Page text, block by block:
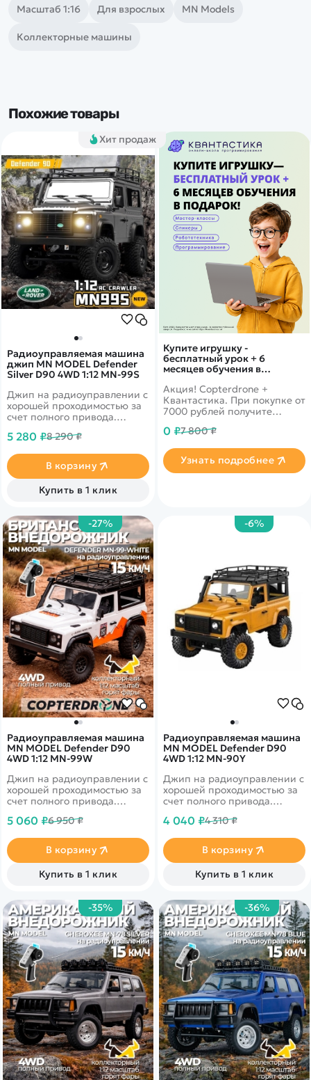
Масштаб 1:16 Для взрослых MN Models
Коллекторные машины
Похожие товары
Купите игрушку -
бесплатный урок + 6
месяцев обучения в
Акция! Copterdrone +
Квантастика. При покупке от
7000 рублей получите
нашего партнера
0 ₽7 800 ₽
Узнать подробнее
Хит продаж
Радиоуправляемая машина
джип MN MODEL Defender
Silver D90 4WD 1:12 MN-99S
Джип на радиоуправлении с
хорошей проходимостью за
счет полного привода.
детализации делает модель
старшего брата. Время
работы может достигать до
60 минут. Установлены
5 280 ₽8 290 ₽
В корзину
Купить в 1 клик
-27%
Радиоуправляемая машина
MN MODEL Defender D90
4WD 1:12 MN-99W
Джип на радиоуправлении с
хорошей проходимостью за
счет полного привода.
детализации делает модель
старшего брата. Время
работы может достигать до
60 минут. Установлены
фары. В данной
выполнена в белом цвете.
5 060 ₽6 950 ₽
В корзину
Купить в 1 клик
-6%
Радиоуправляемая машина
MN MODEL Defender D90
4WD 1:12 MN-90Y
Джип на радиоуправлении с
хорошей проходимостью за
счет полного привода.
детализации делает модель
старшего брата. Время
работы до 25 минут.
Установлены фары. Данная
комплектация выполнена в
4 040 ₽4 310 ₽
В корзину
Купить в 1 клик
-35% -36%